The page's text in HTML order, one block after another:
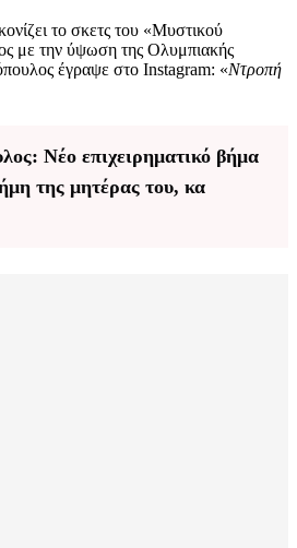
το σκετς του «Μυστικού
με την ύψωση της Ολυμπιακής
έγραψε στο Instagram: «Ντροπή
Νέο επιχειρηματικό βήμα
της μητέρας του, κα